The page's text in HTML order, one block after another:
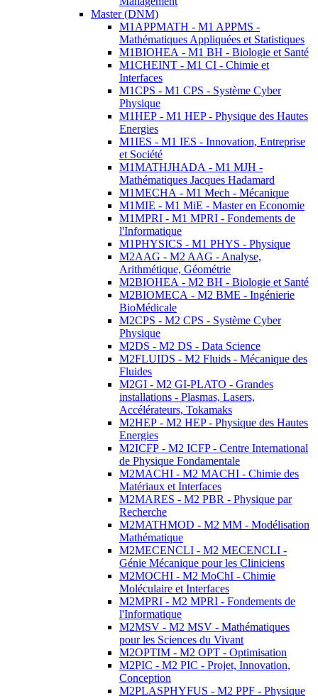
Master (DNM)
M1APPMATH - M1 APPMS -
Mathématiques Appliquées et Statistiques
M1BIOHEA - M1 BH - Biologie et Santé
M1CHEINT - M1 CI - Chimie et
Interfaces
M1CPS - M1 CPS - Système Cyber
Physique
M1HEP - M1 HEP - Physique des Hautes
Energies
M1IES - M1 IES - Innovation, Entreprise
et Société
M1MATHJHADA - M1 MJH -
Mathématiques Jacques Hadamard
M1MECHA - M1 Mech - Mécanique
M1MIE - M1 MiE - Master en Economie
M1MPRI - M1 MPRI - Fondements de
l'Informatique
M1PHYSICS - M1 PHYS - Physique
M2AAG - M2 AAG - Analyse,
Arithmétique, Géométrie
M2BIOHEA - M2 BH - Biologie et Santé
M2BIOMECA - M2 BME - Ingénierie
BioMédicale
M2CPS - M2 CPS - Système Cyber
Physique
M2DS - M2 DS - Data Science
M2FLUIDS - M2 Fluids - Mécanique des
Fluides
M2GI - M2 GI-PLATO - Grandes
installations - Plasmas, Lasers,
Accélérateurs, Tokamaks
M2HEP - M2 HEP - Physique des Hautes
Energies
M2ICFP - M2 ICFP - Centre International
de Physique Fondamentale
M2MACHI - M2 MACHI - Chimie des
Matériaux et Interfaces
M2MARES - M2 PBR - Physique par
Recherche
M2MATHMOD - M2 MM - Modélisation
Mathématique
M2MECENCLI - M2 MECENCLI -
Génie Mécanique pour les Cliniciens
M2MOCHI - M2 MoChI - Chimie
Moléculaire et Interfaces
M2MPRI - M2 MPRI - Fondements de
l'Informatique
M2MSV - M2 MSV - Mathématiques
pour les Sciences du Vivant
M2OPTIM - M2 OPT - Optimisation
M2PIC - M2 PIC - Projet, Innovation,
Conception
M2PLASPHYFUS - M2 PPF - Physique